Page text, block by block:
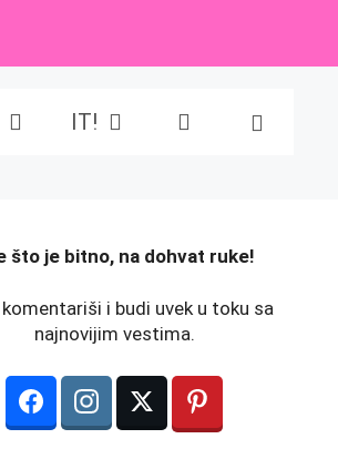
IT!
što je bitno, na dohvat ruke!
i budi uvek u toku sa
najnovijim vestima.